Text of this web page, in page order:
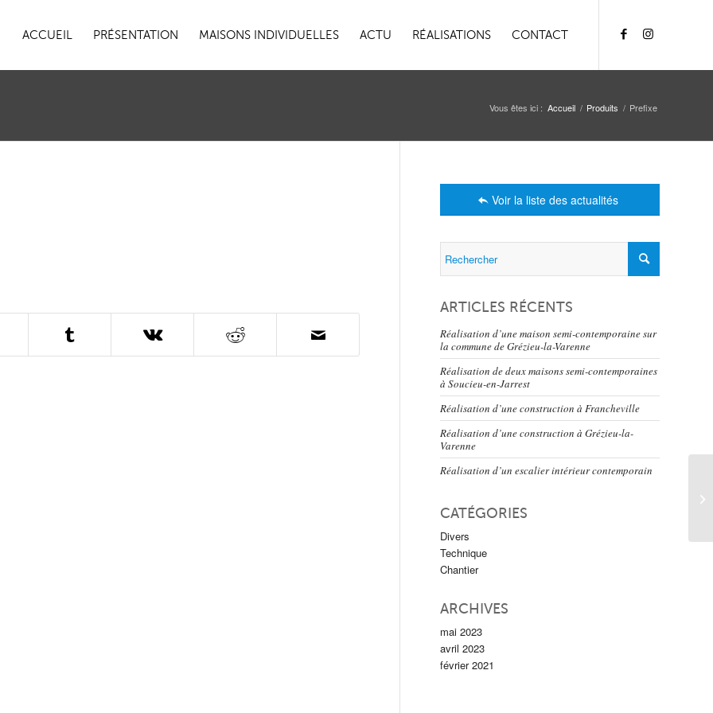
ACCUEIL PRÉSENTATION MAISONS INDIVIDUELLES ACTU RÉALISATIONS CONTACT
Vous êtes ici : Accueil / Produits / Prefixe
Voir la liste des actualités
ARTICLES RÉCENTS
Réalisation d’une maison semi-contemporaine sur
la commune de Grézieu-la-Varenne
Réalisation de deux maisons semi-contemporaines
à Soucieu-en-Jarrest
Réalisation d’une construction à Francheville
Réalisation d’une construction à Grézieu-la-
Varenne
Réalisation d’un escalier intérieur contemporain
CATÉGORIES
Divers
Technique
Chantier
ARCHIVES
mai 2023
avril 2023
février 2021